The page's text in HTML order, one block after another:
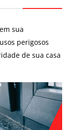
sua
perigosos
de sua casa